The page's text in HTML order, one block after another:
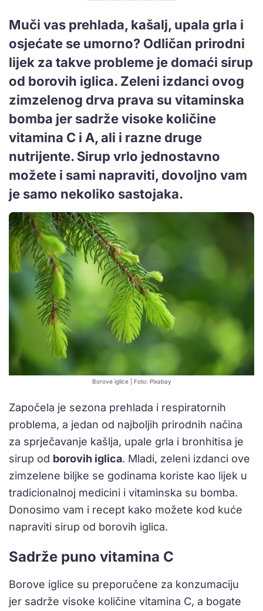
Muči vas prehlada, kašalj, upala grla i
osjećate se umorno? Odličan prirodni
lijek za takve probleme je domaći sirup
od borovih iglica. Zeleni izdanci ovog
zimzelenog drva prava su vitaminska
bomba jer sadrže visoke količine
vitamina C i A, ali i razne druge
nutrijente. Sirup vrlo jednostavno
možete i sami napraviti, dovoljno vam
je samo nekoliko sastojaka.
Borove iglice | Foto: Pixabay
Započela je sezona prehlada i respiratornih
problema, a jedan od najboljih prirodnih načina
za sprječavanje kašlja, upale grla i bronhitisa je
sirup od borovih iglica. Mladi, zeleni izdanci ove
zimzelene biljke se godinama koriste kao lijek u
tradicionalnoj medicini i vitaminska su bomba.
Donosimo vam i recept kako možete kod kuće
napraviti sirup od borovih iglica.
Sadrže puno vitamina C
Borove iglice su preporučene za konzumaciju
jer sadrže visoke količine vitamina C, a bogate